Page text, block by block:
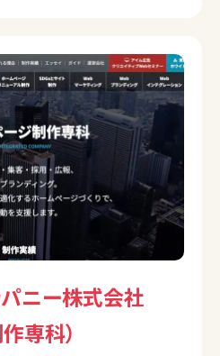
パニー株式会社
専科）